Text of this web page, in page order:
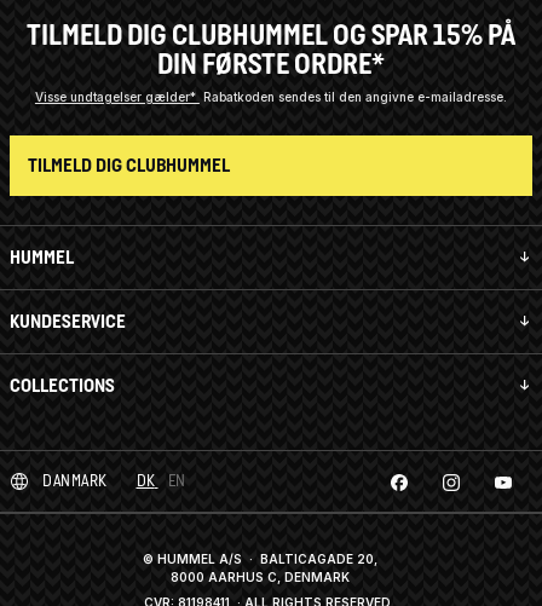
HUMMEL
KUNDESERVICE
COLLECTIONS
TILMELD DIG CLUBHUMMEL OG SPAR 15% PÅ
DIN FØRSTE ORDRE*
Visse undtagelser gælder* Rabatkoden sendes til den angivne e-mailadresse.
TILMELD DIG CLUBHUMMEL
DANMARK DK EN
© HUMMEL A/S · BALTICAGADE 20,
8000 AARHUS C, DENMARK
CVR: 81198411 · ALL RIGHTS RESERVED